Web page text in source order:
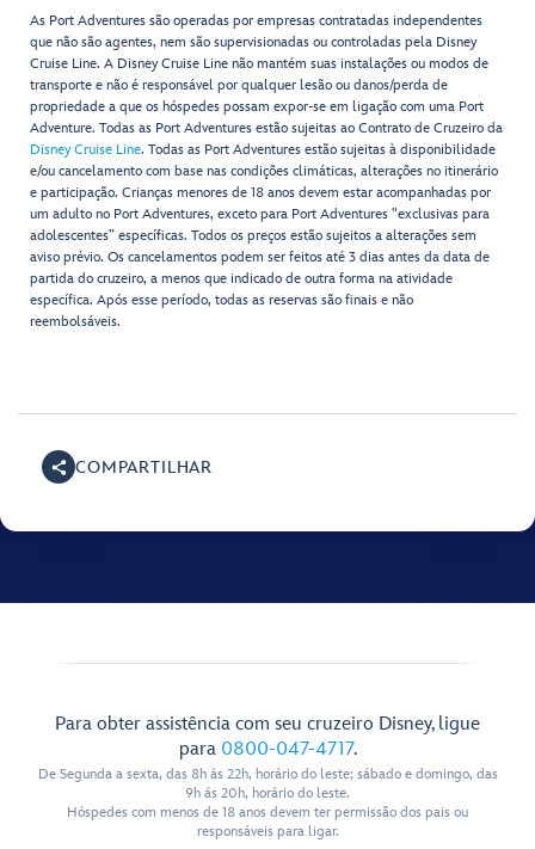
As Port Adventures são operadas por empresas contratadas independentes
que não são agentes, nem são supervisionadas ou controladas pela Disney
Cruise Line. A Disney Cruise Line não mantém suas instalações ou modos de
transporte e não é responsável por qualquer lesão ou danos/perda de
propriedade a que os hóspedes possam expor-se em ligação com uma Port
Adventure. Todas as Port Adventures estão sujeitas ao Contrato de Cruzeiro da
Disney Cruise Line. Todas as Port Adventures estão sujeitas à disponibilidade
e/ou cancelamento com base nas condições climáticas, alterações no itinerário
e participação. Crianças menores de 18 anos devem estar acompanhadas por
um adulto no Port Adventures, exceto para Port Adventures "exclusivas para
adolescentes” específicas. Todos os preços estão sujeitos a alterações sem
aviso prévio. Os cancelamentos podem ser feitos até 3 dias antes da data de
partida do cruzeiro, a menos que indicado de outra forma na atividade
específica. Após esse período, todas as reservas são finais e não
reembolsáveis.
COMPARTILHAR
Para obter assistência com seu cruzeiro Disney, ligue
para 0800-047-4717.
De Segunda a sexta, das 8h ás 22h, horário do leste; sábado e domingo, das
9h ás 20h, horário do leste.
Hóspedes com menos de 18 anos devem ter permissão dos pais ou
responsáveis para ligar.